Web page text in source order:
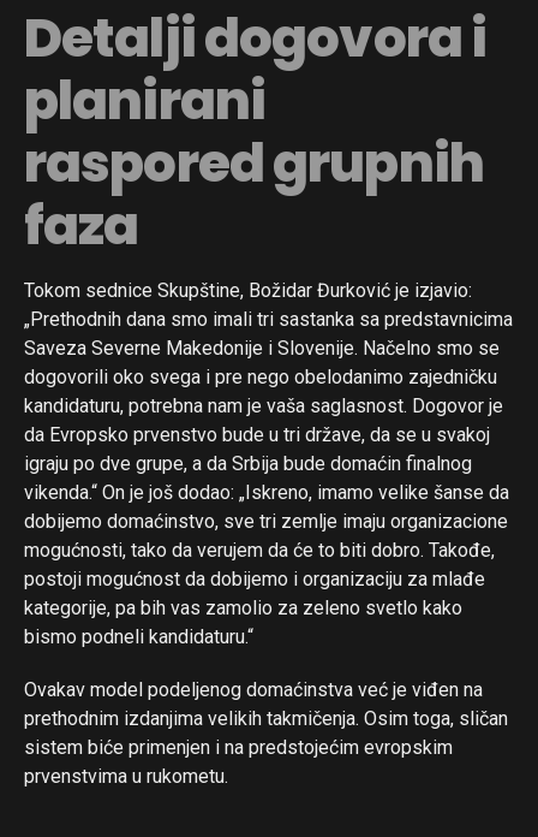
Detalji dogovora i
planirani
raspored grupnih
faza
Tokom sednice Skupštine, Božidar Đurković je izjavio:
„Prethodnih dana smo imali tri sastanka sa predstavnicima
Saveza Severne Makedonije i Slovenije. Načelno smo se
dogovorili oko svega i pre nego obelodanimo zajedničku
kandidaturu, potrebna nam je vaša saglasnost. Dogovor je
da Evropsko prvenstvo bude u tri države, da se u svakoj
igraju po dve grupe, a da Srbija bude domaćin finalnog
vikenda.“ On je još dodao: „Iskreno, imamo velike šanse da
dobijemo domaćinstvo, sve tri zemlje imaju organizacione
mogućnosti, tako da verujem da će to biti dobro. Takođe,
postoji mogućnost da dobijemo i organizaciju za mlađe
kategorije, pa bih vas zamolio za zeleno svetlo kako
bismo podneli kandidaturu.“
Ovakav model podeljenog domaćinstva već je viđen na
prethodnim izdanjima velikih takmičenja. Osim toga, sličan
sistem biće primenjen i na predstojećim evropskim
prvenstvima u rukometu.